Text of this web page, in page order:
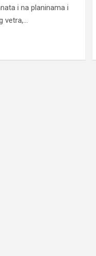
i na planinama i